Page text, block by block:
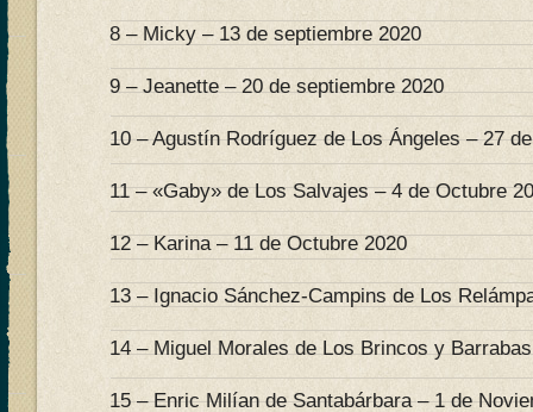
8 – Micky – 13 de septiembre 2020
9 – Jeanette – 20 de septiembre 2020
10 – Agustín Rodríguez de Los Ángeles – 27
11 – «Gaby» de Los Salvajes – 4 de Octubre
12 – Karina – 11 de Octubre 2020
13 – Ignacio Sánchez-Campins de Los
14 – Miguel Morales de Los Brincos y
15 – Enric Milían de Santabárbara – 1 de